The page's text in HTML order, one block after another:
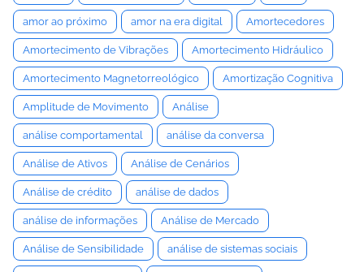
amor ao próximo amor na era digital Amortecedores
Amortecimento de Vibrações Amortecimento Hidráulico
Amortecimento Magnetorreológico Amortização Cognitiva
Amplitude de Movimento Análise
análise comportamental análise da conversa
Análise de Ativos Análise de Cenários
Análise de crédito análise de dados
análise de informações Análise de Mercado
Análise de Sensibilidade análise de sistemas sociais